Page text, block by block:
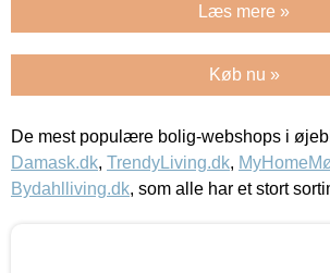
Læs mere »
Køb nu »
De mest populære bolig-webshops i
Damask.dk, TrendyLiving.dk,
Bydahlliving.dk, som alle har et stort